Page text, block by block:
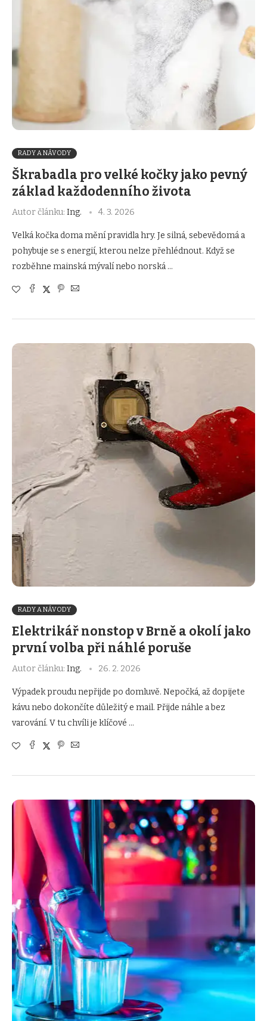
RADY A NÁVODY
Škrabadla pro velké kočky jako pevný
základ každodenního života
Autor článku: Ing. 4. 3. 2026
Velká kočka doma mění pravidla hry. Je silná, sebevědomá a
pohybuje se s energií, kterou nelze přehlédnout. Když se
rozběhne mainská mývalí nebo norská …
RADY A NÁVODY
Elektrikář nonstop v Brně a okolí jako
první volba při náhlé poruše
Autor článku: Ing. 26. 2. 2026
Výpadek proudu nepřijde po domluvě. Nepočká, až dopijete
kávu nebo dokončíte důležitý e mail. Přijde náhle a bez
varování. V tu chvíli je klíčové …